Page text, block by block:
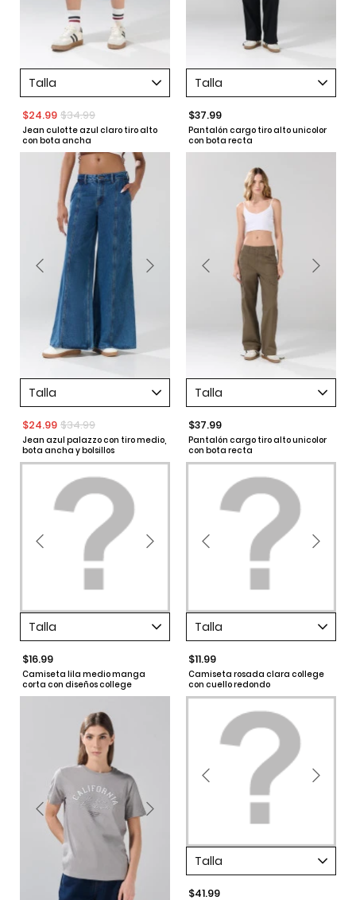
Talla
$24.99 $34.99
Jean culotte azul claro tiro alto
con bota ancha
Talla
$37.99
Pantalón cargo tiro alto unicolor
con bota recta
Talla
$24.99 $34.99
Jean azul palazzo con tiro medio,
bota ancha y bolsillos
Talla
$37.99
Pantalón cargo tiro alto unicolor
con bota recta
Talla
$16.99
Camiseta lila medio manga
corta con diseños college
Talla
$11.99
Camiseta rosada clara college
con cuello redondo
Talla
$41.99